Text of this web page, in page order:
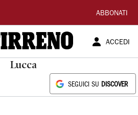
ABBONATI
ACCEDI
Lucca
SEGUICI SU DISCOVER